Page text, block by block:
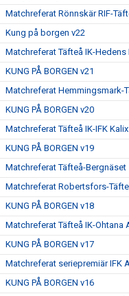
Matchreferat Rönnskär RIF-
Kung på borgen v22
Matchreferat Täfteå IK-Hedens
KUNG PÅ BORGEN v21
Matchreferat Hemmingsmark-
KUNG PÅ BORGEN v20
Matchreferat Täfteå IK-IFK Kalix
KUNG PÅ BORGEN v19
Matchreferat Täfteå-Bergnäset
Matchreferat Robertsfors-
KUNG PÅ BORGEN v18
Matchreferat Täfteå IK-Ohtana
KUNG PÅ BORGEN v17
Matchreferat seriepremiär IFK
KUNG PÅ BORGEN v16